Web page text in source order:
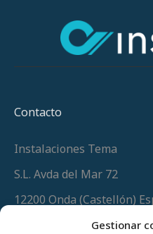
Gestionar
Contacto
Instalaciones Tema
S.L. Avda del Mar 72
12200 Onda (Castellón)
(+34) 964 60 34